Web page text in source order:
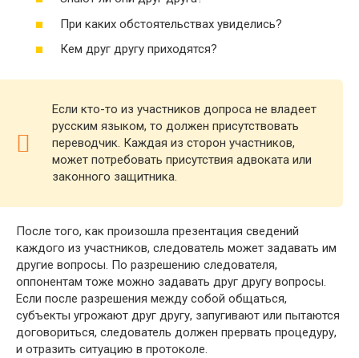
При каких обстоятельствах увиделись?
Кем друг другу приходятся?
Если кто-то из участников допроса не владеет
русским языком, то должен присутствовать
переводчик. Каждая из сторон участников,
может потребовать присутствия адвоката или
законного защитника.
После того, как произошла презентация сведений
каждого из участников, следователь может задавать им
другие вопросы. По разрешению следователя,
оппонентам тоже можно задавать друг другу вопросы.
Если после разрешения между собой общаться,
субъекты угрожают друг другу, запугивают или пытаются
договориться, следователь должен прервать процедуру,
и отразить ситуацию в протоколе.